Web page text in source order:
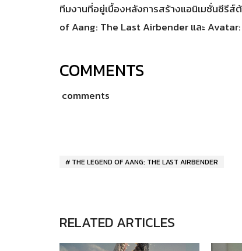
ทีมงานที่อยู่เบื้องหลังการสร้างแอนิเมชั่นซีรี
of Aang: The Last Airbender และ
COMMENTS
comments
THE LEGEND OF AANG: THE LAST AIRBENDER
RELATED ARTICLES